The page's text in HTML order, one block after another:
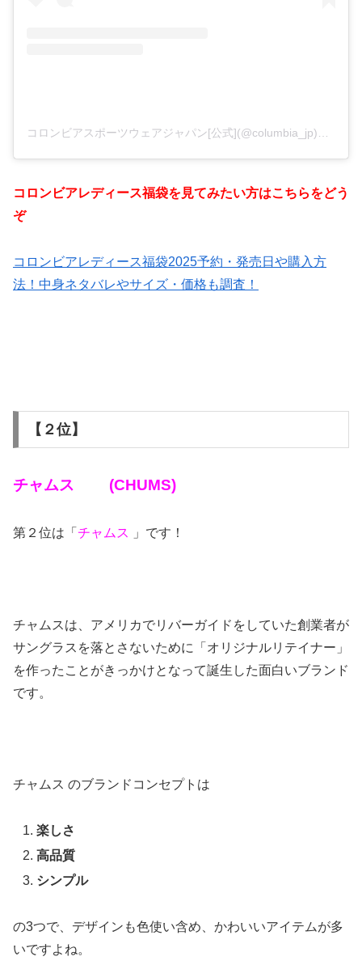
コロンビアスポーツウェアジャパン[公式](@columbia_jp)がシェアした投稿
コロンビアレディース福袋を見てみたい方はこちらをどう
ぞ
コロンビアレディース福袋2025予約・発売日や購入方
法！中身ネタバレやサイズ・価格も調査！
【２位】
チャムス (CHUMS)
第２位は「 チャムス 」です！
チャムスは、アメリカでリバーガイドをしていた創業者が
サングラスを落とさないために「オリジナルリテイナー」
を作ったことがきっかけとなって誕生した面白いブランド
です。
チャムス のブランドコンセプトは
楽しさ
高品質
シンプル
の3つで、デザインも色使い含め、かわいいアイテムが多
いですよね。